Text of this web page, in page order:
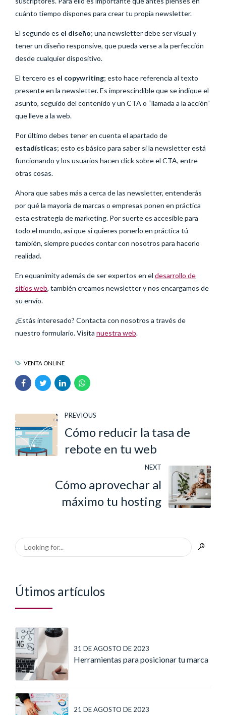
cuánto tiempo dispones para crear tu propia newsletter.
El segundo es el diseño; una newsletter debe ser visual y
tener un diseño responsive, que pueda verse a la perfección
desde cualquier dispositivo.
El tercero es el copywriting; esto hace referencia al texto
presente en la newsletter. Es imprescindible que se indique el
asunto, seguido del contenido y un CTA o “llamada a la acción”
que lleve a la web.
Por último debes tener en cuenta el apartado de
estadísticas; esto es básico para saber si la newsletter está
funcionando y los usuarios hacen click sobre el CTA, entre
otras cosas.
Ahora que sabes más a cerca de las newsletter, entenderás
por qué la mayoría de marcas o empresas ponen en práctica
esta estrategia de marketing. Por suerte es accesible para
todo el mundo, así que si quieres ponerlo en práctica tú
también, siempre puedes contar con nosotros para hacerlo
realidad.
En equanimity además de ser expertos en el desarrollo de
sitios web, también creamos newsletter y nos encargamos de
su envío.
¿Estás interesado? Contacta con nosotros a través de
nuestro formulario. Visita nuestra web.
VENTA ONLINE
PREVIOUS
Cómo reducir la tasa de
rebote en tu web
NEXT
Cómo aprovechar al
máximo tu hosting
Útimos artículos
31 DE AGOSTO DE 2023
Herramientas para posicionar tu marca
21 DE AGOSTO DE 2023